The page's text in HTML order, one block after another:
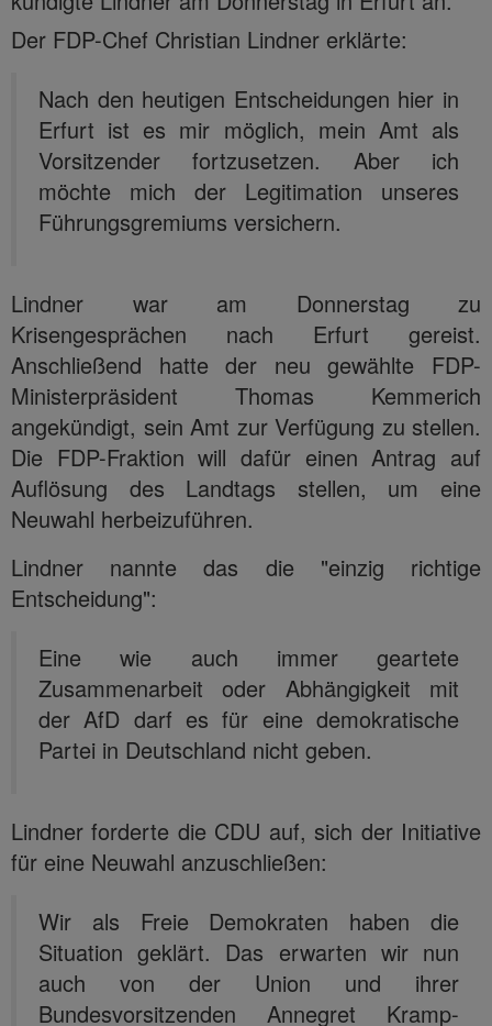
Der FDP-Chef Christian Lindner erklärte:
Nach den heutigen Entscheidungen hier in
Erfurt ist es mir möglich, mein Amt als
Vorsitzender fortzusetzen. Aber ich
möchte mich der Legitimation unseres
Führungsgremiums versichern.
Lindner war am Donnerstag zu
Krisengesprächen nach Erfurt gereist.
Anschließend hatte der neu gewählte FDP-
Ministerpräsident Thomas Kemmerich
angekündigt, sein Amt zur Verfügung zu stellen.
Die FDP-Fraktion will dafür einen Antrag auf
Auflösung des Landtags stellen, um eine
Neuwahl herbeizuführen.
Lindner nannte das die "einzig richtige
Entscheidung":
Eine wie auch immer geartete
Zusammenarbeit oder Abhängigkeit mit
der AfD darf es für eine demokratische
Partei in Deutschland nicht geben.
Lindner forderte die CDU auf, sich der Initiative
für eine Neuwahl anzuschließen:
Wir als Freie Demokraten haben die
Situation geklärt. Das erwarten wir nun
auch von der Union und ihrer
Bundesvorsitzenden Annegret Kramp-